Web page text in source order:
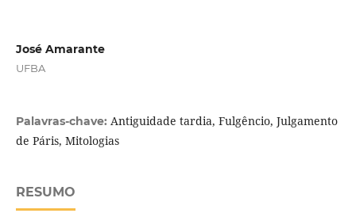
José Amarante
UFBA
Palavras-chave: Antiguidade tardia, Fulgêncio, Julgamento
de Páris, Mitologias
RESUMO